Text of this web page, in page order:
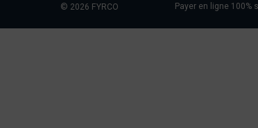
© 2026 FYRCO Payer en ligne 100%